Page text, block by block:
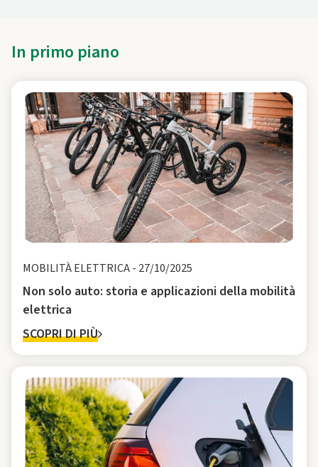
In primo piano
MOBILITÀ ELETTRICA- 27/10/2025
Non solo auto: storia e applicazioni della mobilità
elettrica
SCOPRI DI PIÙ